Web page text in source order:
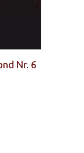
Nr. 6